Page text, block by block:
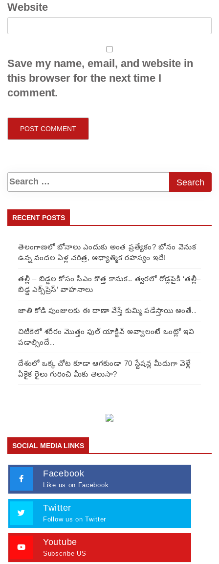
Website
Save my name, email, and website in
this browser for the next time I
comment.
RECENT POSTS
తెలంగాణలో బోనాలు ఎందుకు అంత ప్రత్యేకం? బోనం వెనుక
ఉన్న వందల ఏళ్ల చరిత్ర, ఆధ్యాత్మిక రహస్యం ఇదే!
తల్లీ – బిడ్డల కోసం సీఎం కొత్త కానుక.. త్వరలో రోడ్లపైకి ‘తల్లీ–
బిడ్డ ఎక్స్‌ప్రెస్’ వాహనాలు
జాతి కోడి పుంజులకు ఈ దాణా వేస్తే కుమ్మి పడేస్తాయి అంతే..
చిటికెలో శరీరం మొత్తం ఫుల్ యాక్టీవ్ అవ్వాలంటే ఒంట్లో ఇవి
పడాల్సిందే..
దేశంలో ఒక్క చోట కూడా ఆగకుండా 70 స్టేషన్ల మీదుగా వెళ్లే
ఏకైక రైలు గురించి మీకు తెలుసా?
SOCIAL MEDIA LINKS
Facebook
Like us on Facebook
Twitter
Follow us on Twitter
Youtube
Subscribe US